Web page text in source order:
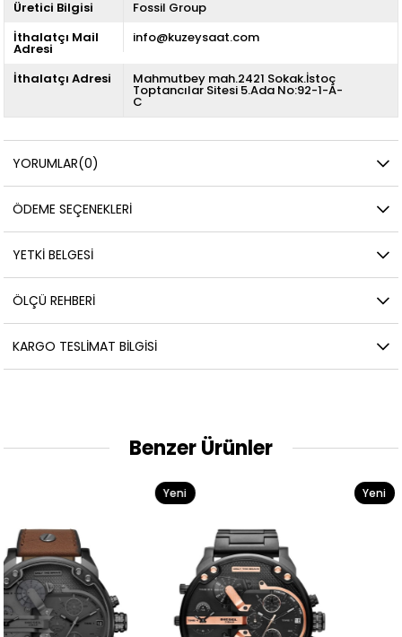
Üretici Bilgisi
Fossil Group
İthalatçı Mail
Adresi
info@kuzeysaat.com
İthalatçı Adresi Mahmutbey mah.2421 Sokak.İstoç
Toptancılar Sitesi 5.Ada No:92-1-A-
C
YORUMLAR(0)
ÖDEME SEÇENEKLERI
YETKİ BELGESİ
ÖLÇÜ REHBERI
KARGO TESLIMAT BILGISI
Benzer Ürünler